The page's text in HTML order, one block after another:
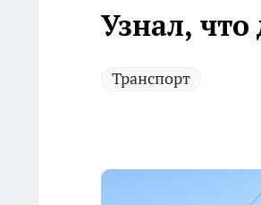
Узнал,
Транспорт